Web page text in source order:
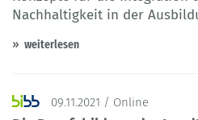
Nachhaltigkeit in der
weiterlesen
09.11.2021 / Online